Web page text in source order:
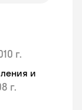
г.
и
г.